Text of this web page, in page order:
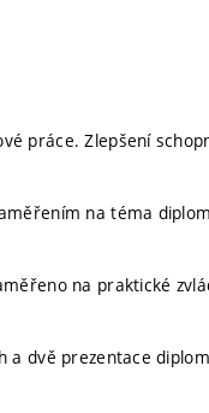
práce. Zlepšení
na téma
na praktické
a dvě prezentace